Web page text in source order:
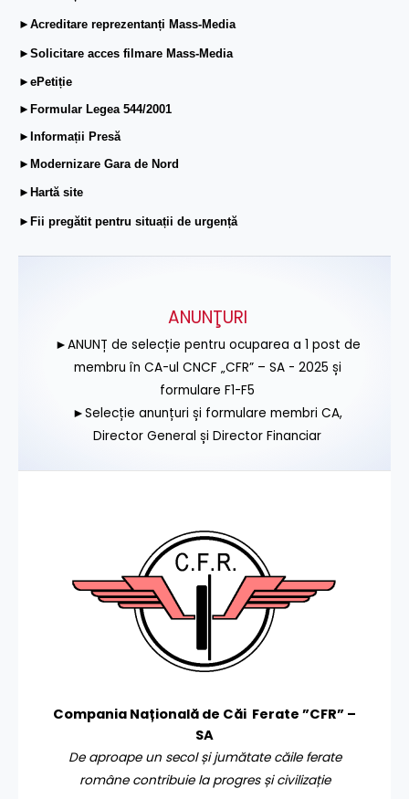
►Acreditare reprezentanți Mass-Media
►Solicitare acces filmare Mass-Media
►ePetiție
►Formular Legea 544/2001
►Informații Presă
►Modernizare Gara de Nord
►Hartă site
►Fii pregătit pentru situații de urgență
ANUNŢURI
►ANUNȚ de selecție pentru ocuparea a 1 post de
membru în CA-ul CNCF „CFR” – SA - 2025 și
formulare F1-F5
►Selecție anunțuri și formulare membri CA,
Director General și Director Financiar
Compania Națională de Căi Ferate ”CFR” –
SA
De aproape un secol și jumătate căile ferate
române contribuie la progres și civilizație